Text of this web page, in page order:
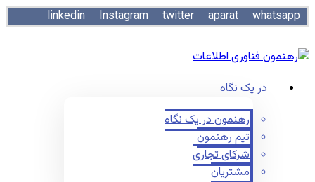
linkedin Instagram twitter aparat whatsapp
در یک نگاه
رهنمون در یک نگاه
تیم رهنمون
شرکای تجاری
مشتریان